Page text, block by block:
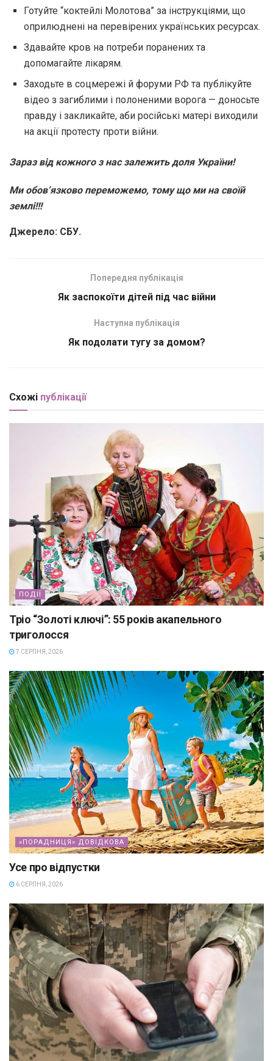
Готуйте “коктейлі Молотова” за інструкціями, що
оприлюднені на перевірених українських ресурсах.
Здавайте кров на потреби поранених та
допомагайте лікарям.
Заходьте в соцмережі й форуми РФ та публікуйте
відео з загиблими і полоненими ворога — доносьте
правду і закликайте, аби російські матері виходили
на акції протесту проти війни.
Зараз від кожного з нас залежить доля України!
Ми обов’язково переможемо, тому що ми на своїй
землі!!!
Джерело: СБУ.
Попередня публікація
Як заспокоїти дітей під час війни
Наступна публікація
Як подолати тугу за домом?
Схожі публікації
ПОДІЇ
Тріо “Золоті ключі”: 55 років акапельного
триголосся
7 СЕРПНЯ, 2026
«ПОРАДНИЦЯ» ДОВІДКОВА
Усе про відпустки
6 СЕРПНЯ, 2026